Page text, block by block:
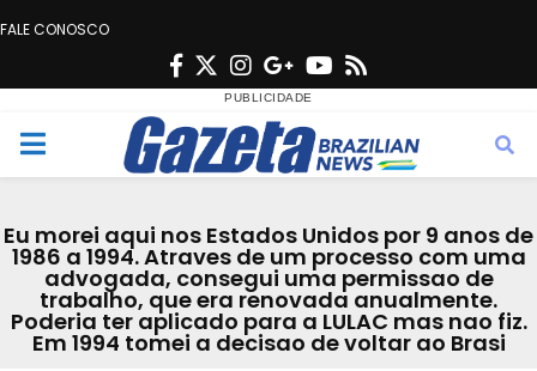
FALE CONOSCO
F
c
e
o
o
k
T
w
i
t
e
r
n
s
t
g
r
a
m
G
o
o
g
e
Y
u
t
b
e
s
M
n
u
Eu morei aqui nos Estados Unidos por 9 anos de
1986 a 1994. Atraves de um processo com uma
advogada, consegui uma permissao de
trabalho, que era renovada anualmente.
Poderia ter aplicado para a LULAC mas nao fiz.
Em 1994 tomei a decisao de voltar ao Brasi